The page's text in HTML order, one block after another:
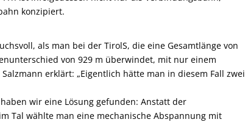
konzipiert.
als man bei der TirolS, die eine Gesamtlänge von
von 929 m überwindet, mit nur einem
erklärt: „Eigentlich hätte man in diesem Fall zwei
wir eine Lösung gefunden: Anstatt der
Tal wählte man eine mechanische Abspannung mit